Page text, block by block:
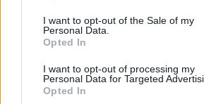
I want to opt-out of the Sale of my
Personal Data.
Opted In
I want to opt-out of processing my
Personal Data for Targeted
Opted In
Δημήτρης Αλεξάνδρου: Στην
Πάρη και τη νταντά του – Οι
παραλία